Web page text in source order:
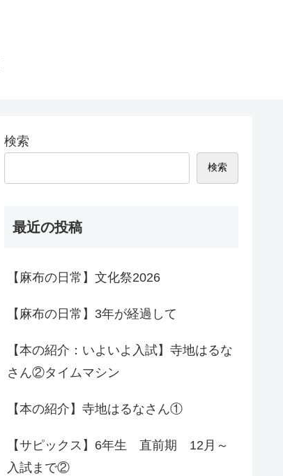
検索
検索
最近の投稿
【麻布の日常】文化祭2026
【麻布の日常】3年が経過して
【本の紹介：いよいよ入試】寺地はるな
さん②タイムマシン
【本の紹介】寺地はるなさん①
【サピックス】6年生 直前期 12月～
入試まで②